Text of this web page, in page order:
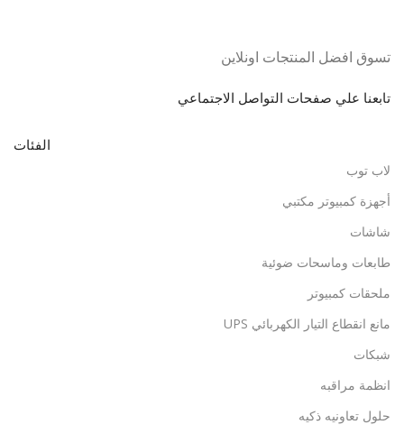
تسوق افضل المنتجات اونلاين
تابعنا علي صفحات التواصل الاجتماعي
الفئات
لاب توب
أجهزة كمبيوتر مكتبي
شاشات
طابعات وماسحات ضوئية
ملحقات كمبيوتر
مانع انقطاع التيار الكهربائي UPS
شبكات
انظمة مراقبه
حلول تعاونيه ذكيه